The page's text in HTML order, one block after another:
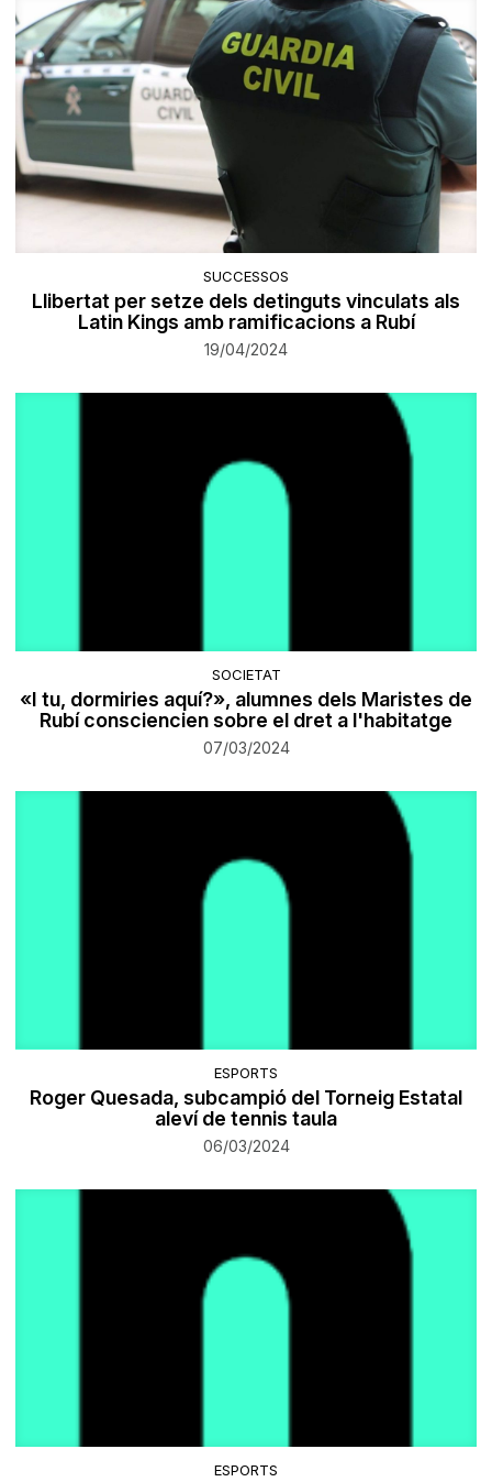
SUCCESSOS
Llibertat per setze dels detinguts vinculats als
Latin Kings amb ramificacions a Rubí
19/04/2024
SOCIETAT
«I tu, dormiries aquí?», alumnes dels Maristes de
Rubí consciencien sobre el dret a l'habitatge
07/03/2024
ESPORTS
Roger Quesada, subcampió del Torneig Estatal
aleví de tennis taula
06/03/2024
ESPORTS